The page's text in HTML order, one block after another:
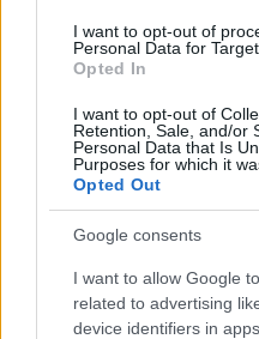
I want to opt-out of
Personal Data for
Opted In
I want to opt-out of
Retention, Sale, and/or
Personal Data that Is
Purposes for which it
Opted Out
Google consents
I want to allow Google
related to advertising
device identifiers in apps.
δημιουργήσουμε
Τεχνητή
περιορισμένος
γίνονται πόλεμοι
κυρίως ένα
ανθρώπους.